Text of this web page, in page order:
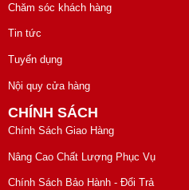
Chăm sóc khách hàng
Tin tức
Tuyển dụng
Nội quy cửa hàng
CHÍNH SÁCH
Chính Sách Giao Hàng
Nâng Cao Chất Lượng Phục Vụ
Chính Sách Bảo Hành - Đổi Trả